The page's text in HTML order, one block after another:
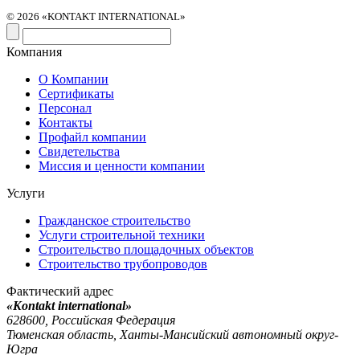
© 2026 «KONTAKT INTERNATIONAL»
Компания
О Компании
Сертификаты
Персонал
Контакты
Профайл компании
Свидетельства
Миссия и ценности компании
Услуги
Гражданское строительство
Услуги строительной техники
Строительство площадочных объектов
Строительство трубопроводов
Фактический адрес
«Kontakt international»
628600, Российская Федерация
Тюменская область, Ханты-Мансийский автономный округ-
Югра